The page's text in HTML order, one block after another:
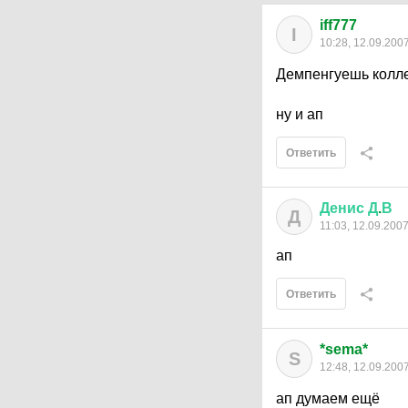
I iff777
10:28, 12.09.2007
Демпенгуешь
ну и ап
Ответить
Д Денис Д.В
11:03, 12.09.2007
ап
Ответить
S *sema*
12:48, 12.09.2007
ап думаем ещё